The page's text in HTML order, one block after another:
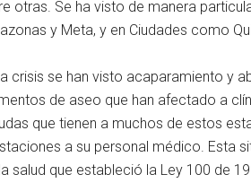
otras. Se ha visto de manera
y Meta, y en Ciudades como
crisis se han visto acaparamiento y
de aseo que han afectado a
que tienen a muchos de estos
a su personal médico. Esta
salud que estableció la Ley 100 de